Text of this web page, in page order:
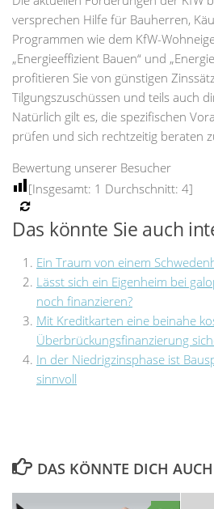
versprechen Hilfe für Bauherren,
Programmen wie dem KfW-
„Energieeffizient Bauen“ und
profitieren Sie von günstigen
Tilgungszuschüssen und teils auch
Natürlich gilt es, die spezifischen
prüfen und sich rechtzeitig beraten
Bewertung unserer Besucher
[Insgesamt: 1 Durchschnitt: 4]
Das könnte Sie auch
Ein Traum von einem
Lässt sich ein Eigenheim bei
noch finanzieren?
Mit Kreditkarten eine beinahe
Überbrückungsfinanzierung
In der Niedrigzinsphase ist
sinnvoll
DAS KÖNNTE DICH